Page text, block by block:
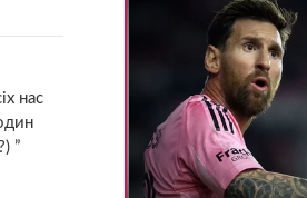
нас
”